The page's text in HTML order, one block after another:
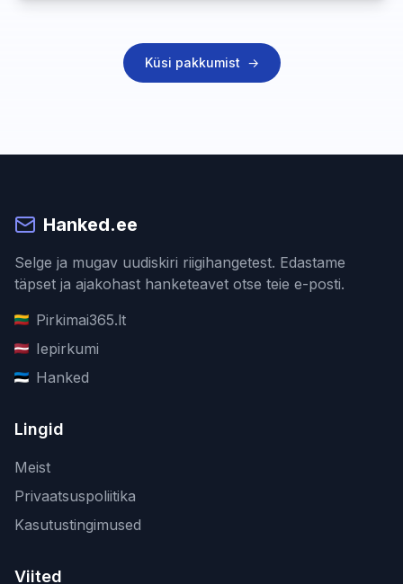
Küsi pakkumist →
Hanked.ee
Selge ja mugav uudiskiri riigihangetest. Edastame
täpset ja ajakohast hanketeavet otse teie e-posti.
Pirkimai365.lt
Iepirkumi
Hanked
Lingid
Meist
Privaatsuspoliitika
Kasutustingimused
Viited